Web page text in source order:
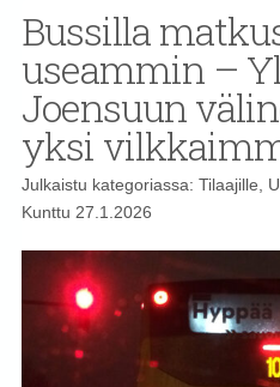
Bussilla
useammin –
Joensuun
yksi
Julkaistu kategoriassa: Tilaajille,
Kunttu 27.1.2026